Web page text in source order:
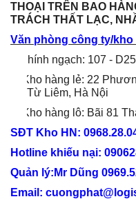
THOẠI TRÊN BAO
TRÁCH THẤT LẠC,
Văn phòng công ty/kho
+ Chính ngạch: 107 -
+ Kho hàng lẻ: 22
Từ Liêm, Hà Nội
+ Kho hàng lô: Bãi 81
SĐT Kho HN: 0968.28.
Hotline khiếu nại:
Quản lý:Mr Dũng
Email: